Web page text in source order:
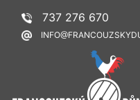
737 276 670